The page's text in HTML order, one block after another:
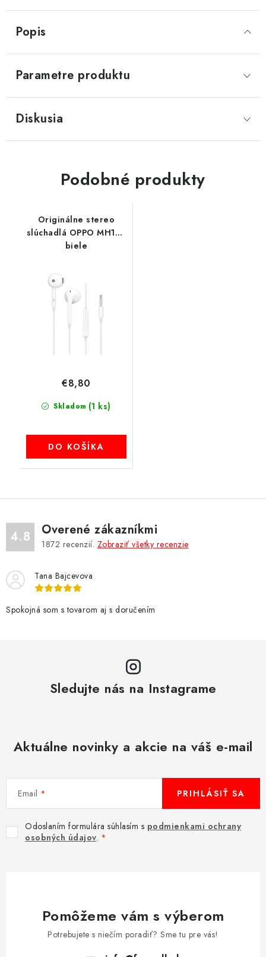
Popis
Parametre produktu
Diskusia
Podobné produkty
Originálne stereo
slúchadlá OPPO MH135
biele
Skladom (1 ks)
€8,80
DO KOŠÍKA
4.8 Overené zákazníkmi
1872 recenzií. Zobraziť všetky recenzie
Tana Bajcevova
Spokojná som s tovarom aj s doručením
Sledujte nás na Instagrame
Aktuálne novinky a akcie na váš e-mail
Email
Odoslaním formulára súhlasím s podmienkami ochrany
osobných údajov.
PRIHLÁSIŤ SA
Pomôžeme vám s výberom
Potrebujete s niečím poradiť? Sme tu pre vás!